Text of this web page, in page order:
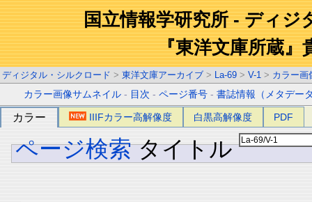
国立情報学研究所 - ディジ
『東洋文庫所蔵』
ディジタル・シルクロード > 東洋文庫アーカイブ > La-69 > V-1 > カラー画
カラー画像サムネイル - 目次 -ページ番号 -書誌情報（メタデー
カラー IIIFカラー高解像度 白黒高解像度 PDF
ページ検索 タイトル